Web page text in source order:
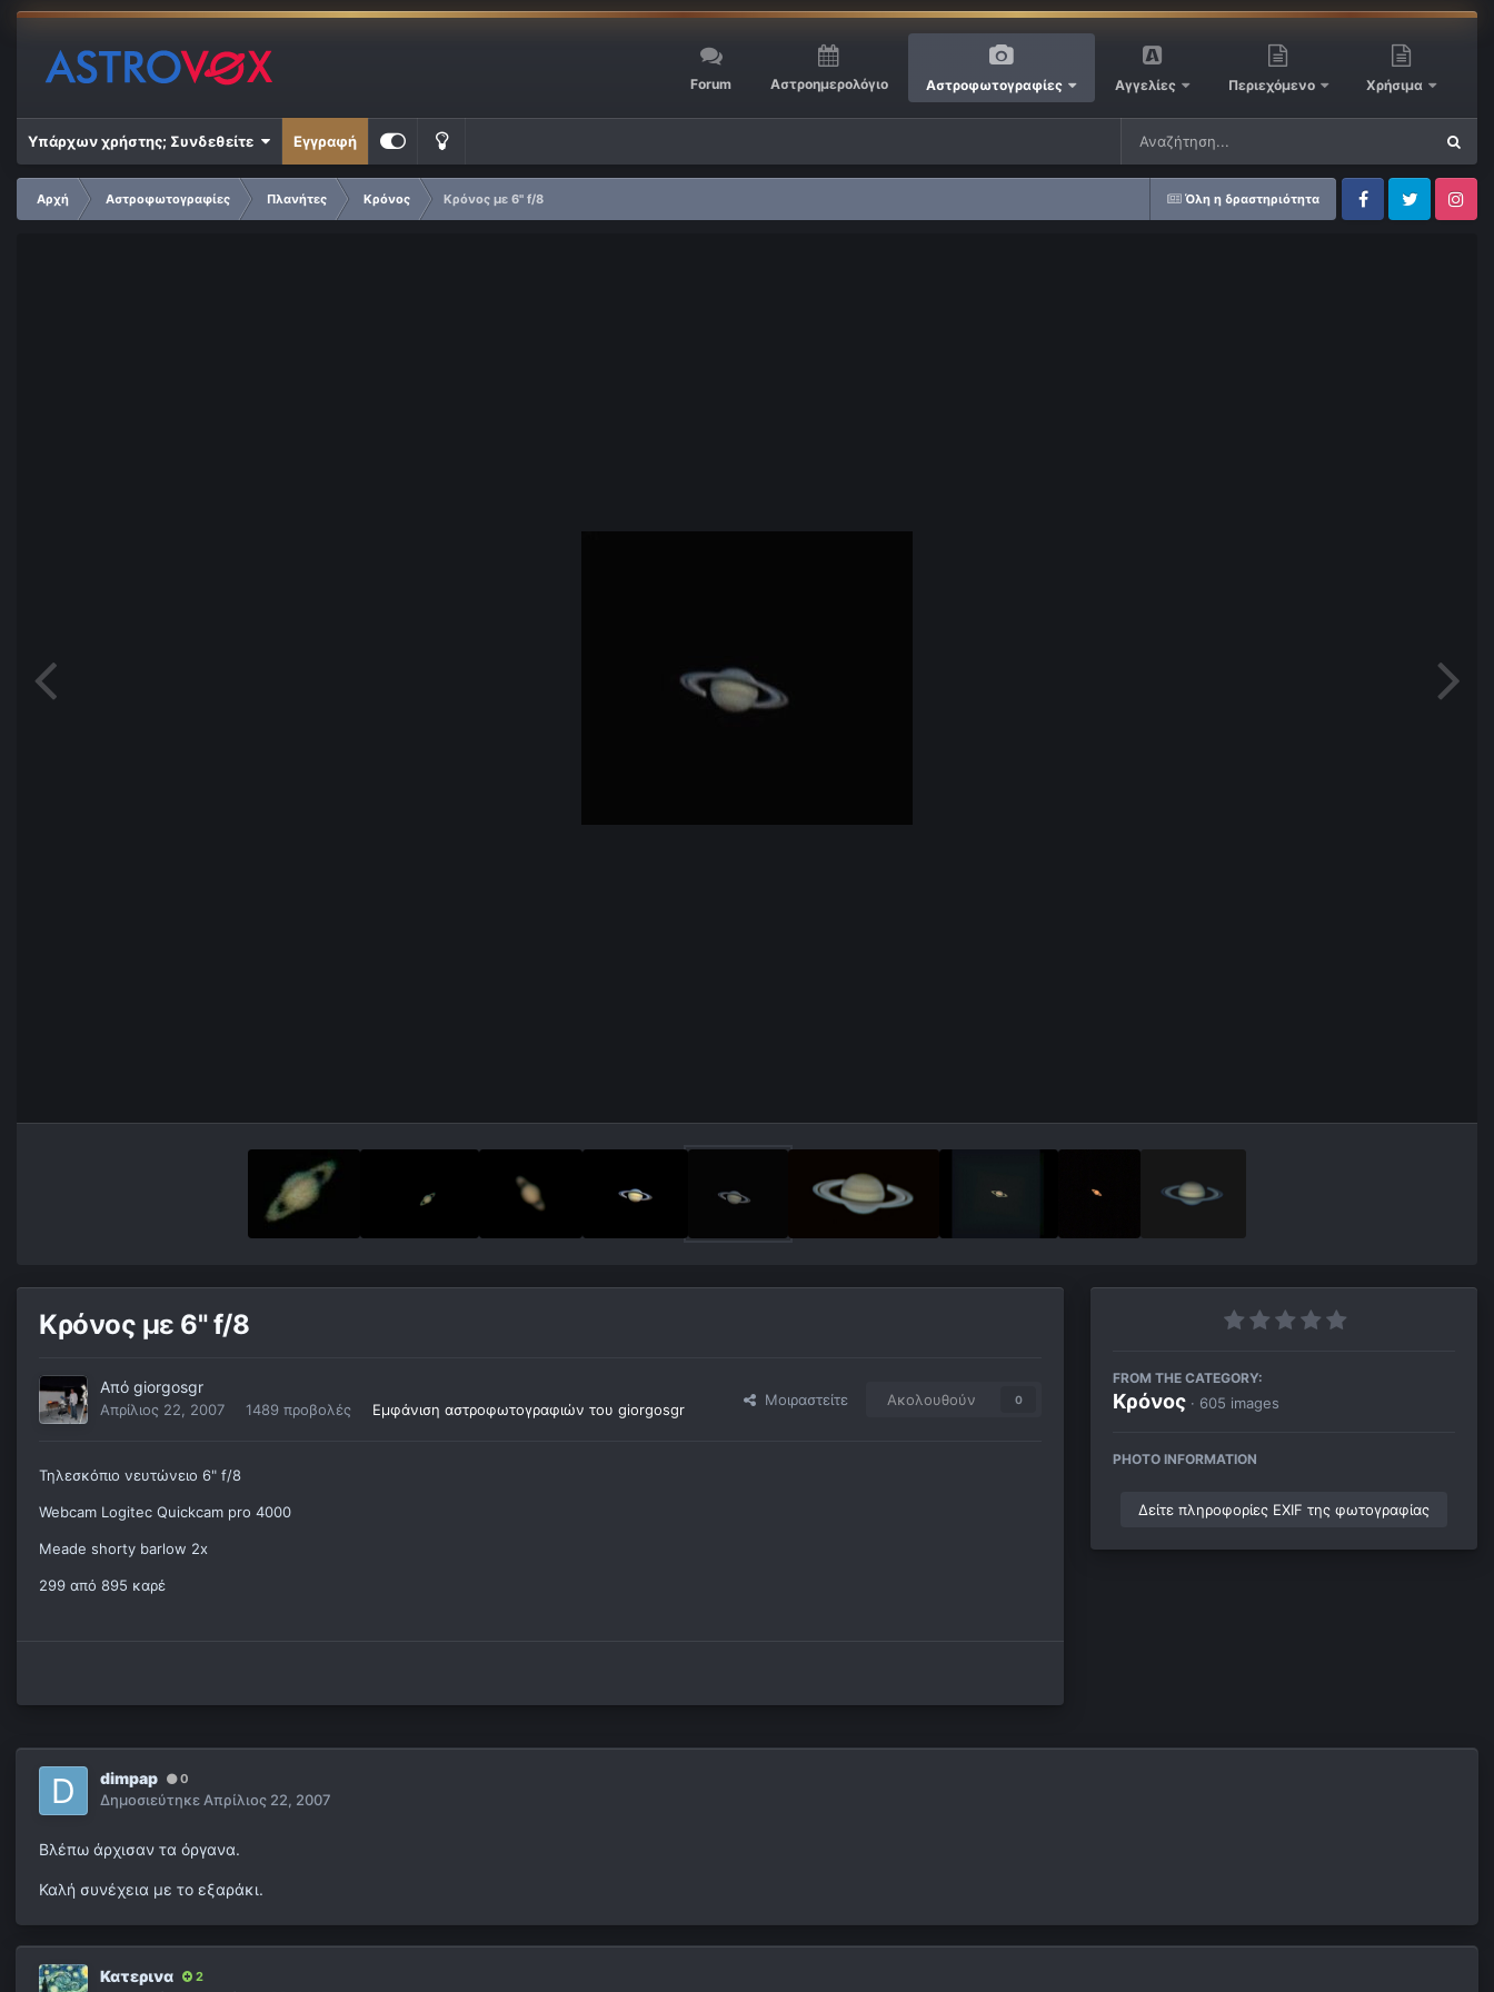
Forum Αστροημερολόγιο Αστροφωτογραφίες Αγγελίες Περιεχόμενο Χρήσιμα
Υπάρχων χρήστης; Συνδεθείτε Εγγραφή
Όλη η δραστηριότητα
Αρχή Αστροφωτογραφίες Πλανήτες Κρόνος
Κρόνος με 6" f/8
FacebookTwitter Instagram
Κρόνος με 6" f/8
Από giorgosgr
Απρίλιος 22, 2007 1489 προβολές Εμφάνιση αστροφωτογραφιών του giorgosgr
Μοιραστείτε Ακολουθούν 0
Τηλεσκόπιο νευτώνειο 6" f/8
Webcam Logitec Quickcam pro 4000
Meade shorty barlow 2x
299 από 895 καρέ
FROM THE CATEGORY:
Κρόνος · 605 images
PHOTO INFORMATION
Δείτε πληροφορίες EXIF της φωτογραφίας
dimpap 0
ΔημοσιεύτηκεΑπρίλιος 22, 2007
Βλέπω άρχισαν τα όργανα.
Καλή συνέχεια με το εξαράκι.
Κατερινα 2